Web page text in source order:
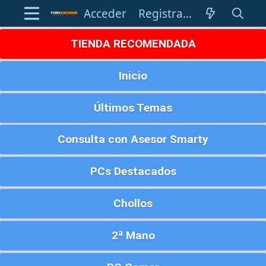
Acceder Registrarse
TIENDA RECOMENDADA
Inicio
Últimos Temas
Consulta con Asesor Smarty
PCs Destacados
Chollos
2ª Mano